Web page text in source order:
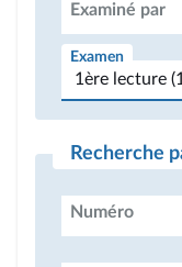
Examiné par
Examen
Recherche
Numéro